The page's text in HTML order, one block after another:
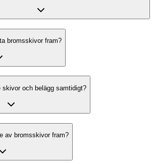
bromsskivor fram?
skivor och belägg samtidigt?
av bromsskivor fram?